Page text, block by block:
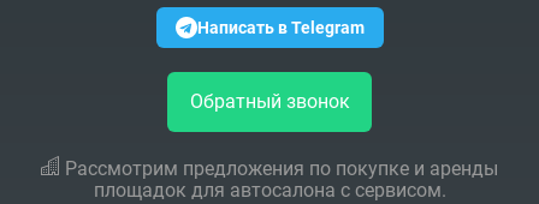
Написать в Telegram
Обратный звонок
Рассмотрим предложения по покупке и аренды
площадок для автосалона с сервисом.